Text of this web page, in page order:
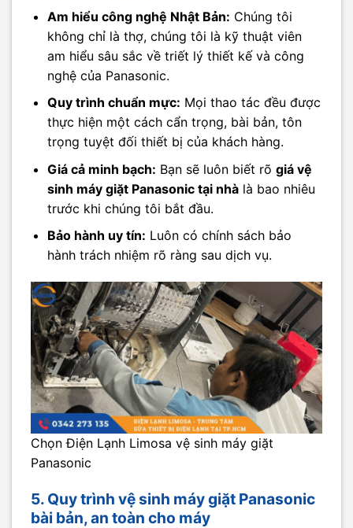
Am hiểu công nghệ Nhật Bản: Chúng tôi
không chỉ là thợ, chúng tôi là kỹ thuật viên
am hiểu sâu sắc về triết lý thiết kế và công
nghệ của Panasonic.
Quy trình chuẩn mực: Mọi thao tác đều được
thực hiện một cách cẩn trọng, bài bản, tôn
trọng tuyệt đối thiết bị của khách hàng.
Giá cả minh bạch: Bạn sẽ luôn biết rõ giá vệ
sinh máy giặt Panasonic tại nhàlà bao nhiêu
trước khi chúng tôi bắt đầu.
Bảo hành uy tín: Luôn có chính sách bảo
hành trách nhiệm rõ ràng sau dịch vụ.
Chọn Điện Lạnh Limosa vệ sinh máy giặt
Panasonic
5. Quy trình vệ sinh máy giặt Panasonic
bài bản, an toàn cho máy